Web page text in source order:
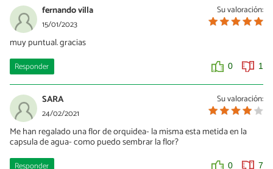
Su valoración:
fernando villa
15/01/2023
muy puntual. gracias
Responder 0 1
Su valoración:
SARA
24/02/2021
Me han regalado una flor de orquidea- la misma esta metida en la
capsula de agua- como puedo sembrar la flor?
Responder 0 7